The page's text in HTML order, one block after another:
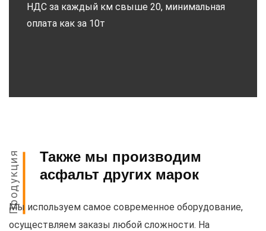
НДС за каждый км свыше 20, минимальная
оплата как за 10т
Продукция
Также мы производим
асфальт других марок
Мы используем самое современное оборудование,
осуществляем заказы любой сложности. На